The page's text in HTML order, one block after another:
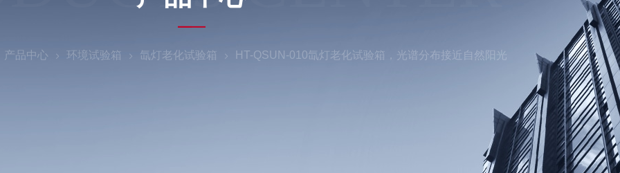
产品中心 环境试验箱 氙灯老化试验箱 HT-QSUN-010氙灯老化试验箱，光谱分布接近自然阳光